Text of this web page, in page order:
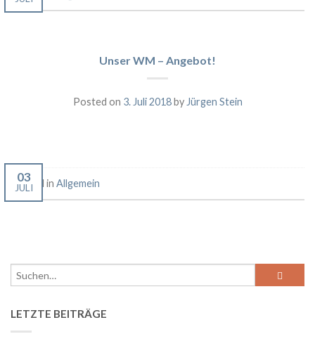
Unser WM – Angebot!
Posted on 3. Juli 2018by Jürgen Stein
03
JULI
Posted in Allgemein
LETZTE BEITRÄGE